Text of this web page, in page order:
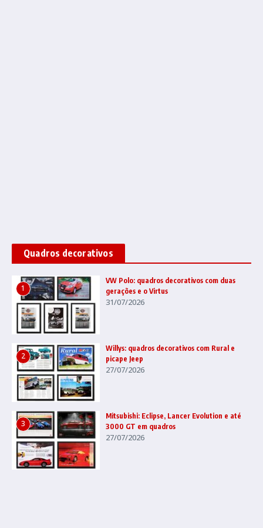
Quadros decorativos
1
VW Polo: quadros decorativos com duas
gerações e o Virtus
31/07/2026
2
Willys: quadros decorativos com Rural e
picape Jeep
27/07/2026
3
Mitsubishi: Eclipse, Lancer Evolution e até
3000 GT em quadros
27/07/2026